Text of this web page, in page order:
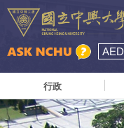
AED
行政